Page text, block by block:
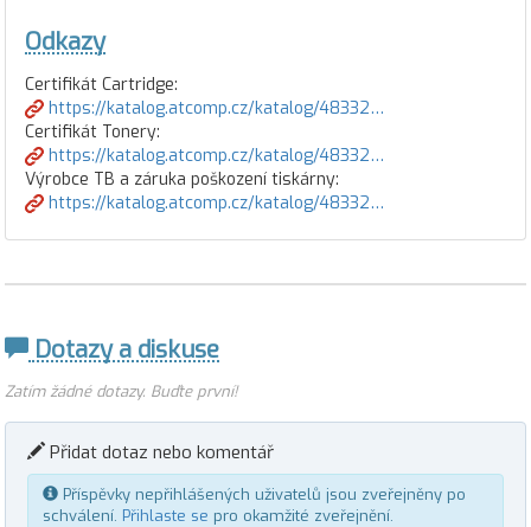
Odkazy
Certifikát Cartridge:
https://katalog.atcomp.cz/katalog/48332…
Certifikát Tonery:
https://katalog.atcomp.cz/katalog/48332…
Výrobce TB a záruka poškození tiskárny:
https://katalog.atcomp.cz/katalog/48332…
Dotazy a diskuse
Zatím žádné dotazy. Buďte první!
Přidat dotaz nebo komentář
Příspěvky nepřihlášených uživatelů jsou zveřejněny po
schválení. Přihlaste se pro okamžité zveřejnění.